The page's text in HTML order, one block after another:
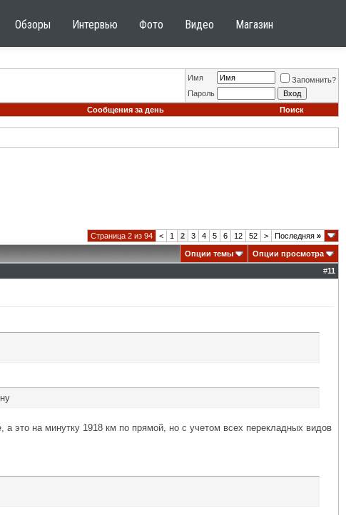
Обзоры Интервью Фото Видео Магазин
Имя
Запомнить?
Пароль
Сообщения за день Поиск
Страница 2 из 94 < 1 2 3 4 5 6 12 52 > Последняя »
Опции темы
Опции просмотра
#11
это на минутку 1918 км по прямой, но с учетом всех перекладных видов